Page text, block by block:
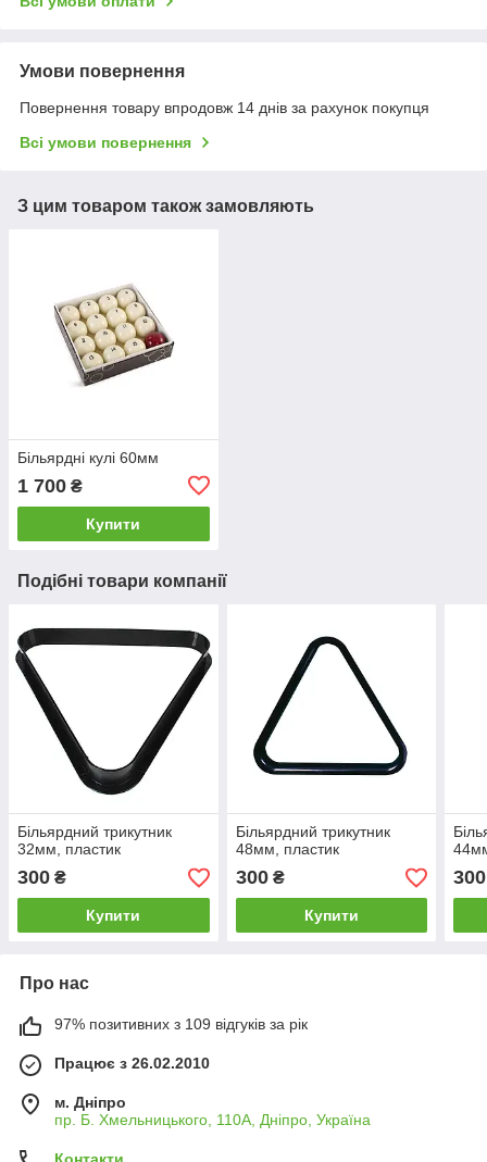
Умови повернення
Повернення товару впродовж 14 днів за рахунок покупця
Всі умови повернення
З цим товаром також замовляють
Більярдні кулі 60мм
1 700 ₴
Купити
Подібні товари компанії
Більярдний трикутник
32мм, пластик
300 ₴
Купити
Більярдний трикутник
48мм, пластик
300₴
Купити
300
Про нас
97% позитивних з 109 відгуків за рік
Працює з 26.02.2010
м. Дніпро
пр. Б. Хмельницького, 110А, Дніпро, Україна